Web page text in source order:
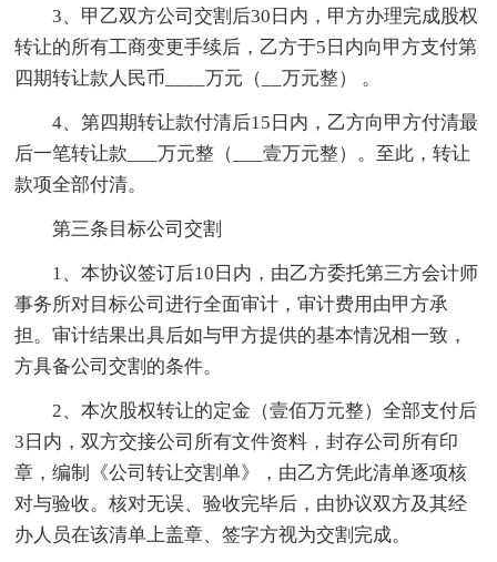
3、甲乙双方公司交割后30日内，甲方办理完成股权
转让的所有工商变更手续后，乙方于5日内向甲方支付第
四期转让款人民币____万元（__万元整） 。
4、第四期转让款付清后15日内，乙方向甲方付清最
后一笔转让款___万元整（___壹万元整）。至此，转让
款项全部付清。
第三条目标公司交割
1、本协议签订后10日内，由乙方委托第三方会计师
事务所对目标公司进行全面审计，审计费用由甲方承
担。审计结果出具后如与甲方提供的基本情况相一致，
方具备公司交割的条件。
2、本次股权转让的定金（壹佰万元整）全部支付后
3日内，双方交接公司所有文件资料，封存公司所有印
章，编制《公司转让交割单》，由乙方凭此清单逐项核
对与验收。核对无误、验收完毕后，由协议双方及其经
办人员在该清单上盖章、签字方视为交割完成。